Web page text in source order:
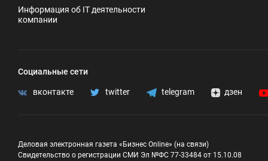
Информация об IT деятельности
компании
Социальные сети
вконтакте twitter telegram дзен
Деловая электронная газета «Бизнес Online» (на связи)
Свидетельство о регистрации СМИ Эл №ФС 77-33484 от 15.10.08